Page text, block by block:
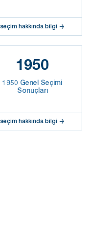
seçim hakkında bilgi
1950
1950 Genel Seçimi
Sonuçları
seçim hakkında bilgi